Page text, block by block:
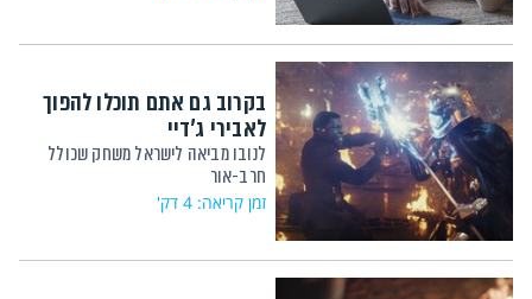
בקרוב גם אתם תוכלו להפוך
לאבירי ג'דיי
לנובו מביאה לישראל משחק שכולל
חרב-אור
זמן קריאה: 4 דק'